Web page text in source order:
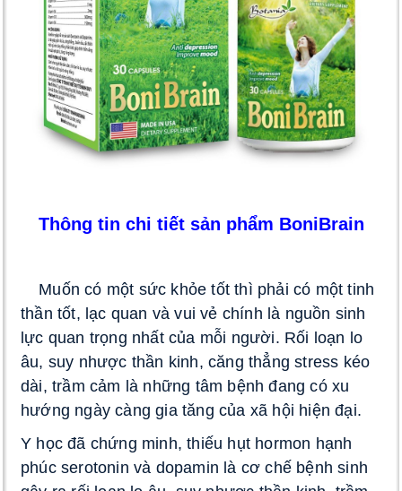
Thông tin chi tiết sản phẩm BoniBrain
Muốn có một sức khỏe tốt thì phải có một tinh
thần tốt, lạc quan và vui vẻ chính là nguồn sinh
lực quan trọng nhất của mỗi người. Rối loạn lo
âu, suy nhược thần kinh, căng thẳng stress kéo
dài, trầm cảm là những tâm bệnh đang có xu
hướng ngày càng gia tăng của xã hội hiện đại.
Y học đã chứng minh, thiếu hụt hormon hạnh
phúc serotonin và dopamin là cơ chế bệnh sinh